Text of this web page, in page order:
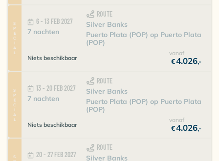
SPECIAL 6 - 13 FEB 2027
7 nachten
ROUTE
Silver Banks
Puerto Plata (POP) op Puerto Plata
(POP)
vanaf
€4.026,-
Niets beschikbaar
SPECIAL 13 - 20 FEB 2027
7 nachten
ROUTE
Silver Banks
Puerto Plata (POP) op Puerto Plata
(POP)
vanaf
€4.026,-
Niets beschikbaar
20 - 27 FEB 2027
ROUTE
Silver Banks